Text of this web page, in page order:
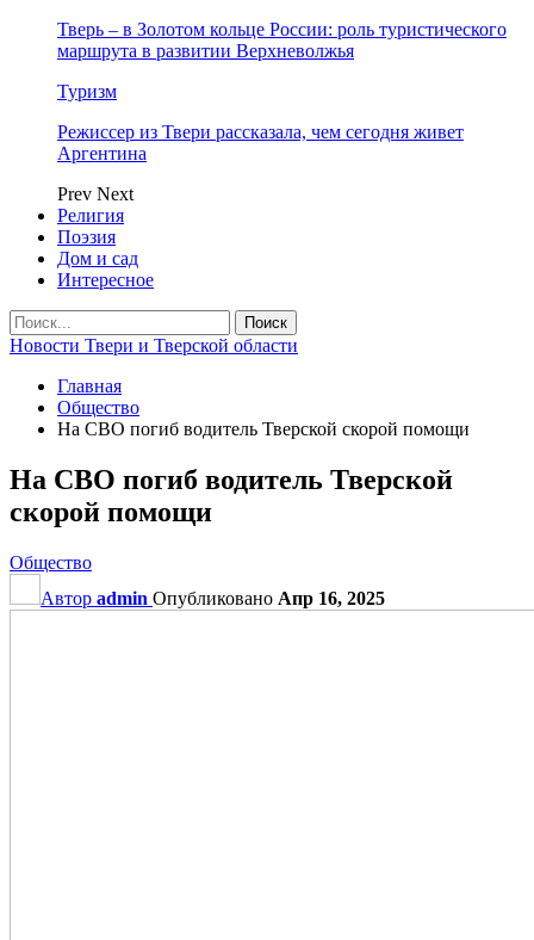
Тверь – в Золотом кольце России: роль туристического
маршрута в развитии Верхневолжья
Туризм
Режиссер из Твери рассказала, чем сегодня живет
Аргентина
Prev Next
Религия
Поэзия
Дом и сад
Интересное
Новости Твери и Тверской области
Главная
Общество
На СВО погиб водитель Тверской скорой помощи
На СВО погиб водитель Тверской
скорой помощи
Общество
Автор admin Опубликовано Апр 16, 2025